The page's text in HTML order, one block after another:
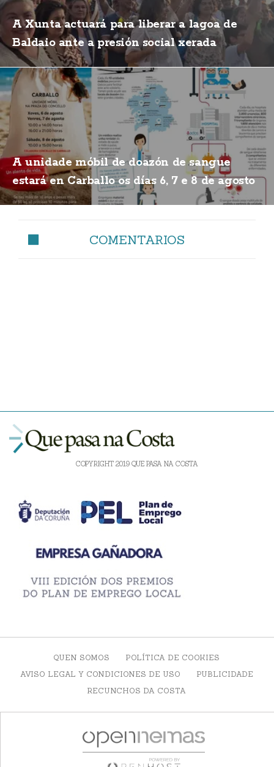
A Xunta actuará para liberar a lagoa de
Baldaio ante a presión social xerada
A unidade móbil de doazón de sangue
estará en Carballo os días 6, 7 e 8 de agosto
COMENTARIOS
COPYRIGHT 2019 QUE PASA NA COSTA
QUEN SOMOS
POLÍTICA DE COOKIES
AVISO LEGAL Y CONDICIONES DE USO
PUBLICIDADE
RECUNCHOS DA COSTA